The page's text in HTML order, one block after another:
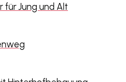
für Jung und Alt